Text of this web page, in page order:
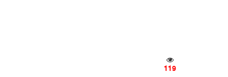
119